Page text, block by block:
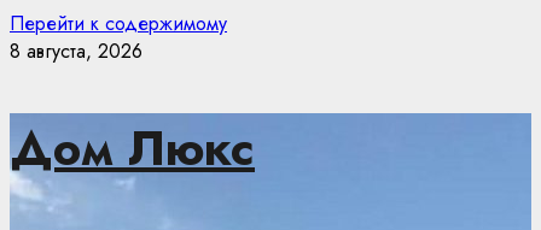
Перейти к содержимому
8 августа, 2026
Дом Люкс